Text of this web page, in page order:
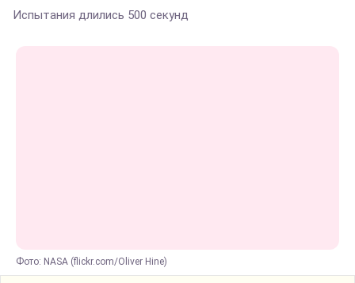
Испытания длились 500 секунд
Фото: NASA (flickr.com/Oliver Hine)